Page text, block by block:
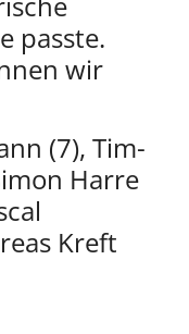
passte.
wir
(7), Tim-
Harre
Kreft